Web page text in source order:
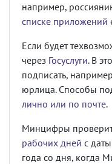
например,
списке приложений
Если будет
через Госуслуги. В
подписать,
юрлица. Способы
лично или по почте.
Минцифры
рабочих дней с
года со дня, когда